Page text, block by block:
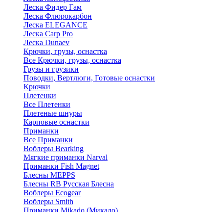
Леска Фидер Гам
Леска Флюрокарбон
Леска ELEGANCE
Леска Carp Pro
Леска Dunaev
Крючки, грузы, оснастка
Все Крючки, грузы, оснастка
Грузы и грузики
Поводки, Вертлюги, Готовые оснастки
Крючки
Плетенки
Все Плетенки
Плетеные шнуры
Карповые оснастки
Приманки
Все Приманки
Воблеры Bearking
Мягкие приманки Narval
Приманки Fish Magnet
Блесны MEPPS
Блесны RB Русская Блесна
Воблеры Ecogear
Воблеры Smith
Приманки Mikado (Микадо)